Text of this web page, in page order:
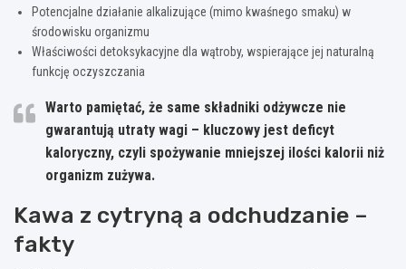
Potencjalne działanie alkalizujące (mimo kwaśnego smaku) w
środowisku organizmu
Właściwości detoksykacyjne dla wątroby, wspierające jej naturalną
funkcję oczyszczania
Warto pamiętać, że same składniki odżywcze nie
gwarantują utraty wagi – kluczowy jest deficyt
kaloryczny, czyli spożywanie mniejszej ilości kalorii niż
organizm zużywa.
Kawa z cytryną a odchudzanie –
fakty